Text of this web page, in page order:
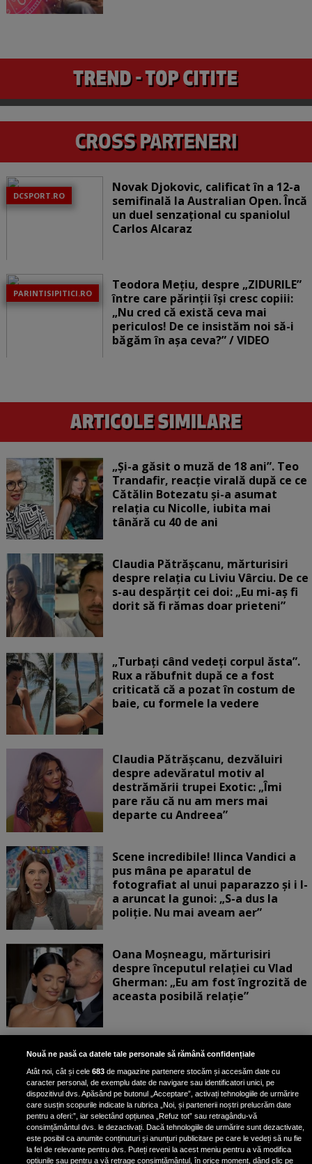
DCSPORT.RO
Novak Djokovic, calificat în a 12-a
semifinală la Australian Open. Încă
un duel senzațional cu spaniolul
Carlos Alcaraz
PARINTISIPITICI.RO
Teodora Mețiu, despre „ZIDURILE”
între care părinții își cresc copiii:
„Nu cred că există ceva mai
periculos! De ce insistăm noi să-i
băgăm în așa ceva?” / VIDEO
„Și-a găsit o muză de 18 ani”. Teo
Trandafir, reacție virală după ce ce
Cătălin Botezatu și-a asumat
relația cu Nicolle, iubita mai
tânără cu 40 de ani
Claudia Pătrășcanu, mărturisiri
despre relația cu Liviu Vârciu. De ce
s-au despărțit cei doi: „Eu mi-aș fi
dorit să fi rămas doar prieteni”
„Turbați când vedeți corpul ăsta”.
Rux a răbufnit după ce a fost
criticată că a pozat în costum de
baie, cu formele la vedere
Claudia Pătrășcanu, dezvăluiri
despre adevăratul motiv al
destrămării trupei Exotic: „Îmi
pare rău că nu am mers mai
departe cu Andreea”
Scene incredibile! Ilinca Vandici a
pus mâna pe aparatul de
fotografiat al unui paparazzo și i l-
a aruncat la gunoi: „S-a dus la
poliție. Nu mai aveam aer”
Oana Moșneagu, mărturisiri
despre începutul relației cu Vlad
Gherman: „Eu am fost îngrozită de
aceasta posibilă relație”
Unde locuiesc Alberto Guță și
iubita lui, după ce au plecat din
casa Narcisei Balaban: „Noi
suntem într-o casă cu două-trei
etaje”
Oana Roman, achiziție după
Nouă ne pasă ca datele tale personale să rămână confidențiale
Atât noi, cât și cele683 de magazine partenere stocăm și accesăm date cu
caracter personal, de exemplu date de navigare sau identificatori unici, pe
dispozitivul dvs. Apăsând pe butonul „Acceptare”, activați tehnologiile de urmărire
care susțin scopurile indicate la rubrica „Noi, și partenerii noștri prelucrăm date
pentru a oferi:”, iar selectând opțiunea „Refuz tot” sau retragându-vă
consimțământul dvs. le dezactivați. Dacă tehnologiile de urmărire sunt dezactivate,
este posibil ca anumite conținuturi și anunțuri publicitare pe care le vedeți să nu fie
la fel de relevante pentru dvs. Puteți reveni la acest meniu pentru a vă modifica
opțiunile sau pentru a vă retrage consimțământul, în orice moment, dând clic pe